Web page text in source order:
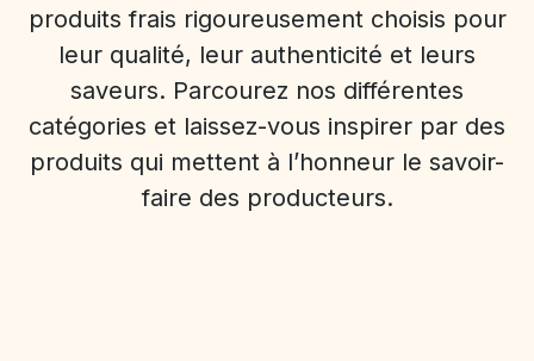
produits frais rigoureusement choisis pour
leur qualité, leur authenticité et leurs
saveurs. Parcourez nos différentes
catégories et laissez-vous inspirer par des
produits qui mettent à l’honneur le savoir-
faire des producteurs.